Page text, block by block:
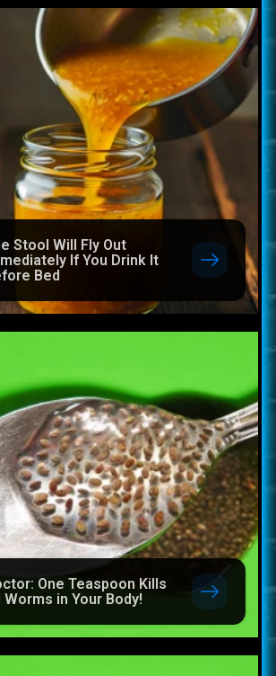
Stool Will Fly Out
If You Drink It
Bed
One Teaspoon Kills
Worms in Your Body!